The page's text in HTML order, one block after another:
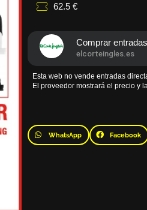
62.5 €
Comprar entradas
elcorteingles.es
Esta web no vende entradas
El proveedor mostrará el precio y
WhatsApp Facebook